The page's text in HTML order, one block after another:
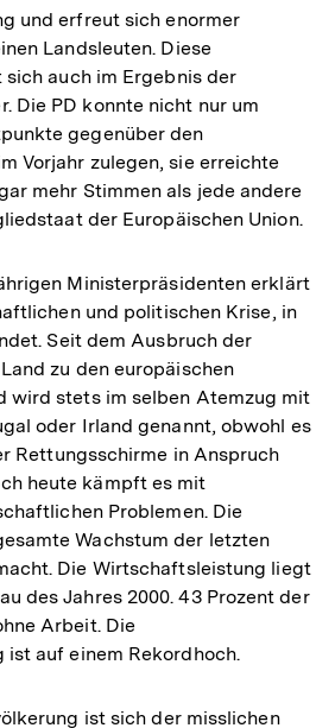
und erfreut sich enormer
Landsleuten. Diese
auch im Ergebnis der
Die PD konnte nicht nur um
gegenüber den
Vorjahr zulegen, sie erreichte
mehr Stimmen als jede andere
der Europäischen Union.
Ministerpräsidenten erklärt
und politischen Krise, in
Seit dem Ausbruch der
zu den europäischen
wird stets im selben Atemzug mit
oder Irland genannt, obwohl es
Rettungsschirme in Anspruch
heute kämpft es mit
Problemen. Die
Wachstum der letzten
Die Wirtschaftsleistung liegt
des Jahres 2000. 43 Prozent der
Arbeit. Die
ist auf einem Rekordhoch.
ist sich der misslichen